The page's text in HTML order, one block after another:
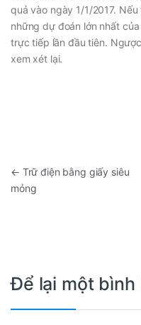
quả vào ngày 1/1/2017.
những dự đoán lớn nhất
trực tiếp lần đầu tiên.
xem xét lại.
← Trữ điện bằng giấy siêu
mỏng
Để lại một bình